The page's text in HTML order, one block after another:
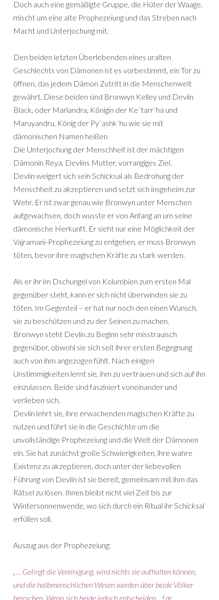
Doch auch eine gemäßigte Gruppe, die Hüter der Waage,
mischt um eine alte Prophezeiung und das Streben nach
Macht und Unterjochung mit.
Den beiden letzten Überlebenden eines uralten
Geschlechts von Dämonen ist es vorbestimmt, ein Tor zu
öffnen, das jedem Dämon Zutritt in die Menschenwelt
gewährt. Diese beiden sind Bronwyn Kelley und Devlin
Black, oder Marlandra, Königin der Ke´tarr´ha und
Maruyandru, König der Py´ashk´hu wie sie mit
dämonischen Namen heißen
Die Unterjochung der Menschheit ist der mächtigen
Dämonin Reya, Devlins Mutter, vorrangiges Ziel.
Devlin weigert sich sein Schicksal als Bedrohung der
Menschheit zu akzeptieren und setzt sich insgeheim zur
Wehr. Er ist zwar genau wie Bronwyn unter Menschen
aufgewachsen, doch wusste er von Anfang an um seine
dämonische Herkunft. Er sieht nur eine Möglichkeit der
Vajramani-Prophezeiung zu entgehen, er muss Bronwyn
töten, bevor ihre magischen Kräfte zu stark werden.
Als er ihr im Dschungel von Kolumbien zum ersten Mal
gegenüber steht, kann er sich nicht überwinden sie zu
töten. Im Gegenteil – er hat nur noch den einen Wunsch,
sie zu beschützen und zu der Seinen zu machen.
Bronwyn steht Devlin zu Beginn sehr misstrauisch
gegenüber, obwohl sie sich seit ihrer ersten Begegnung
auch von ihm angezogen fühlt. Nach einigen
Unstimmigkeiten lernt sie, ihm zu vertrauen und sich auf ihn
einzulassen. Beide sind fasziniert voneinander und
verlieben sich.
Devlin lehrt sie, ihre erwachenden magischen Kräfte zu
nutzen und führt sie in die Geschichte um die
unvollständige Prophezeiung und die Welt der Dämonen
ein. Sie hat zunächst große Schwierigkeiten, ihre wahre
Existenz zu akzeptieren, doch unter der liebevollen
Führung von Devlin ist sie bereit, gemeinsam mit ihm das
Rätsel zu lösen. Ihnen bleibt nicht viel Zeit bis zur
Wintersonnenwende, wo sich durch ein Ritual ihr Schicksal
erfüllen soll.
Auszug aus der Prophezeiung:
„… Gelingt die Vereinigung, wird nichts sie aufhalten können,
und die halbmenschlichen Wesen werden über beide Völker
herrschen. Wenn sich beide jedoch entscheiden…†œ